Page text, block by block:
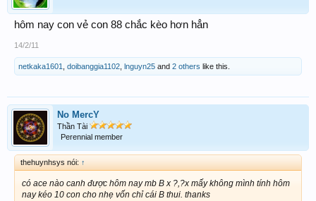
hôm nay con vẻ con 88 chắc kèo hơn hẳn
14/2/11
netkaka1601 doibanggia1102 lnguyn25 and 2 others like this.
No MercY
Thần Tài
Perennial member
thehuynhsys nói: ↑
có ace nào canh được hôm nay mb B x ?,?x mấy không mình tính hôm
nay kéo 10 con cho nhẹ vốn chỉ cái B thui. thanks